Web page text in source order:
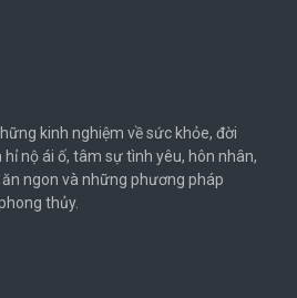
kinh nghiệm về sức khỏe, đời
nộ ái ố, tâm sự tình yêu, hôn nhân,
ngon và những phương pháp
thủy.